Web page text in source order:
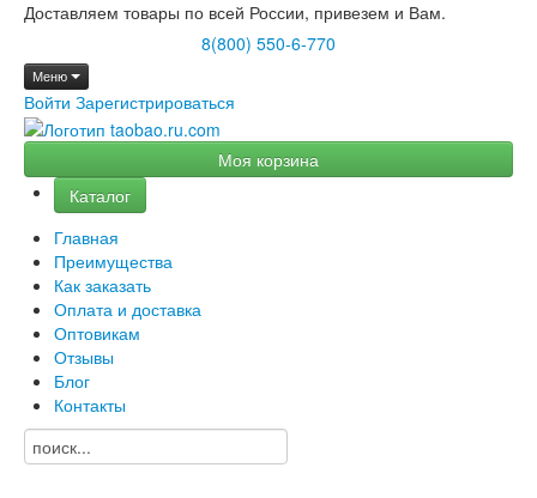
Доставляем товары по всей России, привезем и Вам.
8(800) 550-6-770
Меню
Войти Зарегистрироваться
Моя корзина
Каталог
Главная
Преимущества
Как заказать
Оплата и доставка
Оптовикам
Отзывы
Блог
Контакты